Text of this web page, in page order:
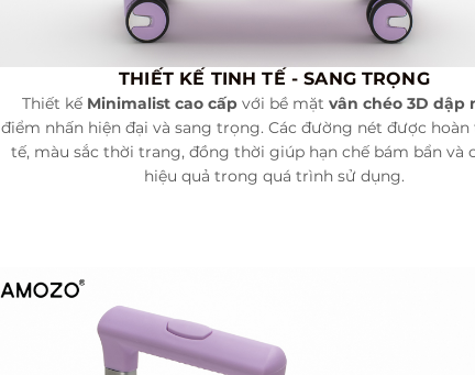
THIẾT KẾ TINH TẾ - SANG TRỌNG
Thiết kế Minimalist cao cấpvới bề mặt vân chéo 3D dập
điểm nhấn hiện đại và sang trọng. Các đường nét được
tế, màu sắc thời trang, đồng thời giúp hạn chế bám bẩn và
hiệu quả trong quá trình sử dụng.